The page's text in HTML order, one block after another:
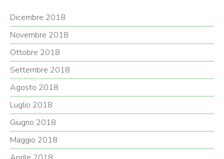
Dicembre 2018
Novembre 2018
Ottobre 2018
Settembre 2018
Agosto 2018
Luglio 2018
Giugno 2018
Maggio 2018